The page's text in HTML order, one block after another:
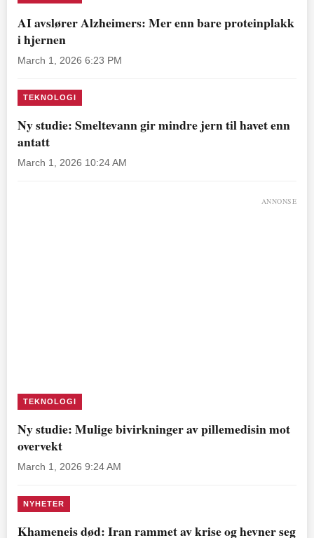
AI avslører Alzheimers: Mer enn bare proteinplakk
i hjernen
March 1, 2026 6:23 PM
TEKNOLOGI
Ny studie: Smeltevann gir mindre jern til havet enn
antatt
March 1, 2026 10:24 AM
ANNONSE
TEKNOLOGI
Ny studie: Mulige bivirkninger av pillemedisin mot
overvekt
March 1, 2026 9:24 AM
NYHETER
Khameneis død: Iran rammet av krise og hevner seg